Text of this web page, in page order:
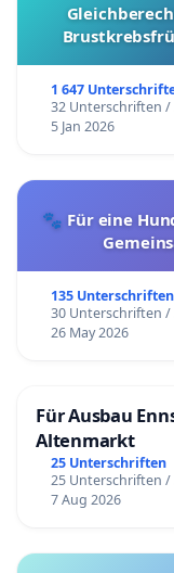
1 647
32 Unterschriften /
5 Jan 2026
🐾 Für eine
135 Unterschriften
30 Unterschriften /
26 May 2026
Für Ausbau
Altenmarkt
25 Unterschriften
25 Unterschriften /
7 Aug 2026